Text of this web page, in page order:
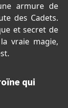
armure de
des Cadets.
et secret de
vraie magie,
qui